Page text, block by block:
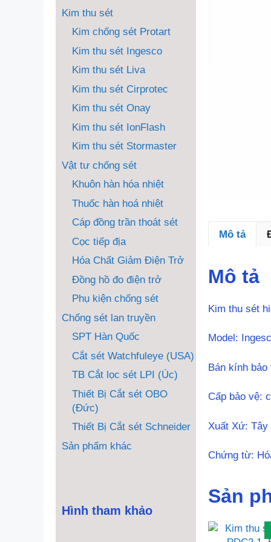
Mô tả
Mô tả
Kim thu sét
Model:
Bán kính bảo
Cấp bảo vệ:
Xuất Xứ: Tây
Chứng từ:
Sản
Kim thu sét
Kim chống sét Protart
Kim thu sét Ingesco
Kim thu sét Liva
Kim thu sét Cirprotec
Kim thu sét Onay
Kim thu sét IonFlash
Kim thu sét Stormaster
Vật tư chống sét
Khuôn hàn hóa nhiệt
Thuốc hàn hoá nhiệt
Cáp đồng trần thoát sét
Cọc tiếp địa
Hóa Chất Giảm Điện Trở
Đồng hồ đo điện trở
Phụ kiện chống sét
Chống sét lan truyền
SPT Hàn Quốc
Cắt sét Watchfuleye (USA)
TB Cắt lọc sét LPI (Úc)
Thiết Bị Cắt sét OBO
(Đức)
Thiết Bị Cắt sét Schneider
Sản phẩm khác
Hình tham khảo